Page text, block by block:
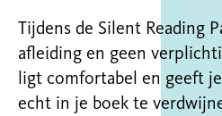
Tijdens de Silent Reading
afleiding en geen
ligt comfortabel en geeft
echt in je boek te